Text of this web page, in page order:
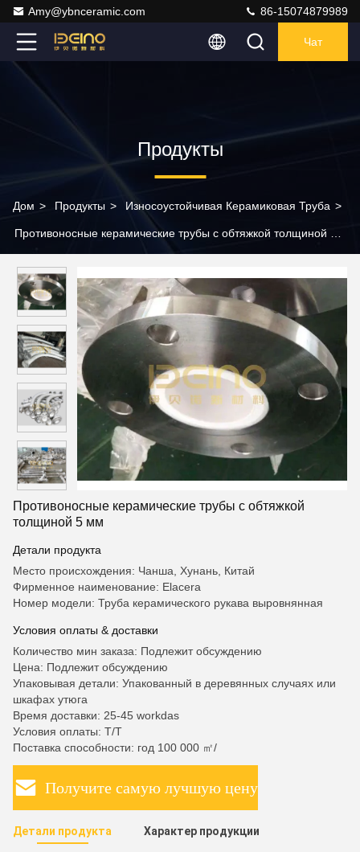
Amy@ybnceramic.com 86-15074879989
Чат
Продукты
Дом > Продукты > Износоустойчивая Керамиковая Труба >
Противоносные керамические трубы с обтяжкой толщиной 5
Противоносные керамические трубы с обтяжкой
толщиной 5 мм
Детали продукта
Место происхождения: Чанша, Хунань, Китай
Фирменное наименование: Elacera
Номер модели: Труба керамического рукава выровнянная
Условия оплаты & доставки
Количество мин заказа: Подлежит обсуждению
Цена: Подлежит обсуждению
Упаковывая детали: Упакованный в деревянных случаях или
шкафах утюга
Время доставки: 25-45 workdas
Условия оплаты: T/T
Поставка способности: год 100 000 ㎡/
Получите самую лучшую цену
Детали продукта Характер продукции